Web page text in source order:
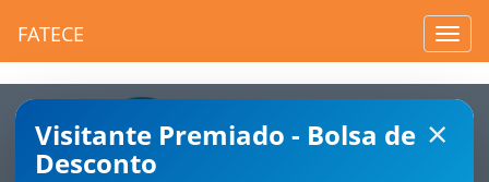
FATECE
×
Visitante Premiado - Bolsa de
Desconto